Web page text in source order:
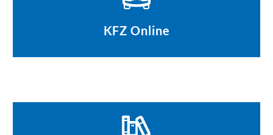
KFZ Online